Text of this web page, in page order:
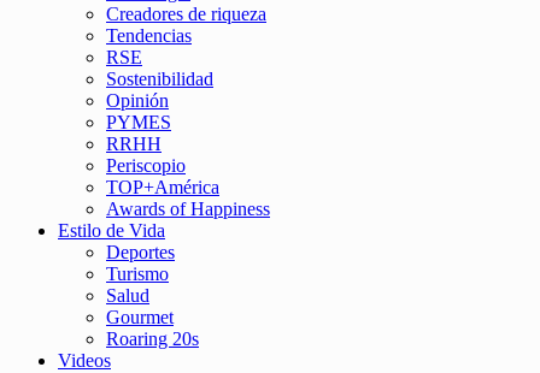
Creadores de riqueza
Tendencias
RSE
Sostenibilidad
Opinión
PYMES
RRHH
Periscopio
TOP+América
Awards of Happiness
Estilo de Vida
Deportes
Turismo
Salud
Gourmet
Roaring 20s
Videos